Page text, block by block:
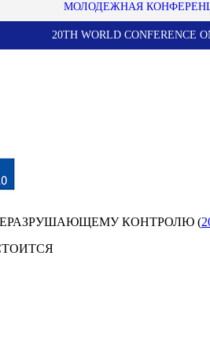
МОЛОДЕЖНАЯ
20TH WORLD CONFERENCE
КОНТРОЛЮ (